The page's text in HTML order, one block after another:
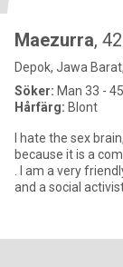
Maezurra, 42
Depok, Jawa
Söker: Man 33 - 45
Hårfärg: Blont
I hate the sex
because it is a
. I am a very
and a social